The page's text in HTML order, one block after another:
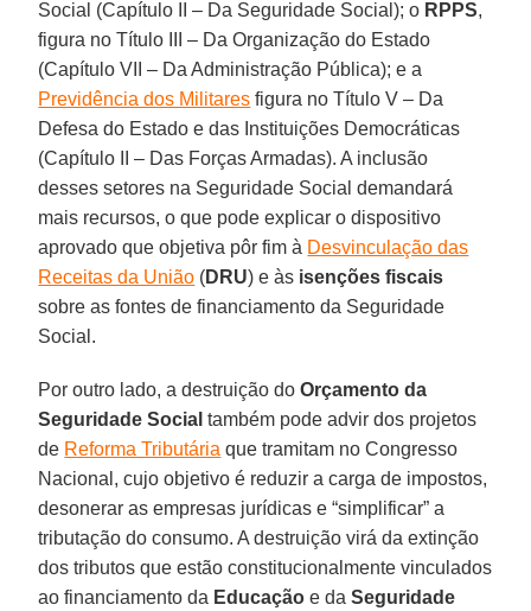
Social (Capítulo II – Da Seguridade Social); o RPPS,
figura no Título III – Da Organização do Estado
(Capítulo VII – Da Administração Pública); e a
Previdência dos Militares figura no Título V – Da
Defesa do Estado e das Instituições Democráticas
(Capítulo II – Das Forças Armadas). A inclusão
desses setores na Seguridade Social demandará
mais recursos, o que pode explicar o dispositivo
aprovado que objetiva pôr fim à Desvinculação das
Receitas da União (DRU) e às isenções fiscais
sobre as fontes de financiamento da Seguridade
Social.
Por outro lado, a destruição doOrçamento da
Seguridade Social também pode advir dos projetos
de Reforma Tributária que tramitam no Congresso
Nacional, cujo objetivo é reduzir a carga de impostos,
desonerar as empresas jurídicas e “simplificar” a
tributação do consumo. A destruição virá da extinção
dos tributos que estão constitucionalmente vinculados
ao financiamento da Educação e da Seguridade